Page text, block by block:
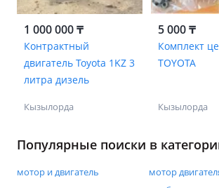
1 000 000 ₸
Контрактный
двигатель Toyota 1KZ 3
литра дизель
Кызылорда
5 000 ₸
Комплект
TOYOTA
Кызылорда
Популярные поиски в
мотор и двигатель мотор